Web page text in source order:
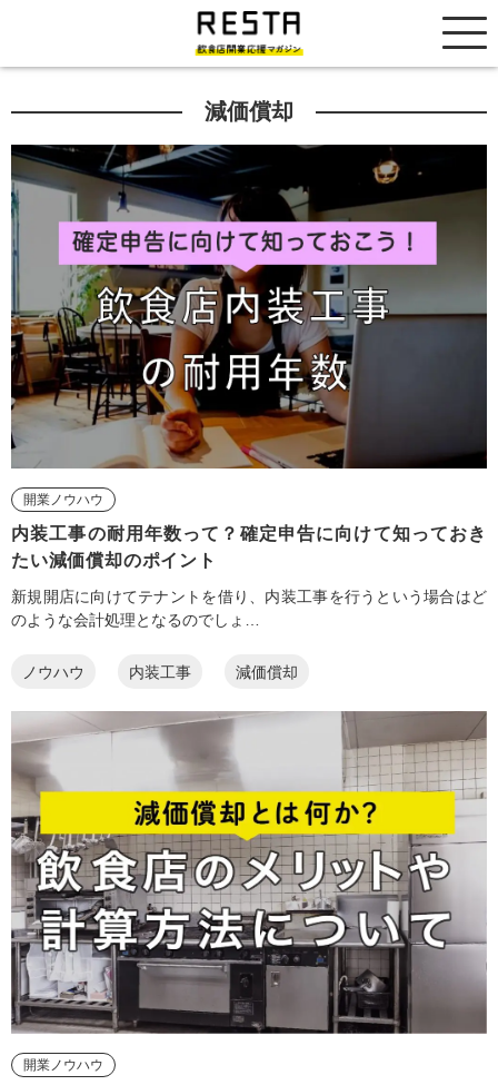
居抜き売却市場
減価償却
開業ノウハウ
内装工事の耐用年数って？確定申告に向けて知っておき
たい減価償却のポイント
新規開店に向けてテナントを借り、内装工事を行うという場合はど
のような会計処理となるのでしょ…
ノウハウ 内装工事 減価償却
開業ノウハウ